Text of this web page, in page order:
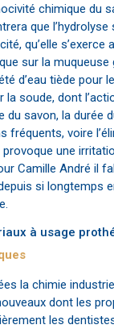
chimique du
que
qu’elle s’exerce
sur la muqueuse
d’eau tiède pour
soude, dont
du savon, la durée
fréquents, voire
une
Camille André il
si longtemps
à usage
la chimie
dont les
les